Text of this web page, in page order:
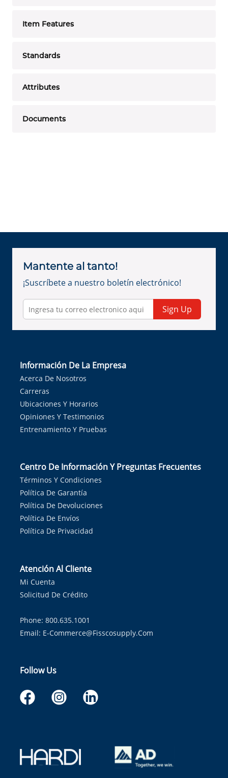
Item Features
Standards
Attributes
Documents
Mantente al tanto!
¡Suscríbete a nuestro boletín electrónico!
Sign Up
Información De La Empresa
Acerca De Nosotros
Carreras
Ubicaciones Y Horarios
Opiniones Y Testimonios
Entrenamiento Y Pruebas
Centro De Información Y Preguntas Frecuentes
Términos Y Condiciones
Política De Garantía
Política De Devoluciones
Política De Envíos
Política De Privacidad
Atención Al Cliente
Mi Cuenta
Solicitud De Crédito
Phone: 800.635.1001
Email: E-Commerce@fisscosupply.com
Follow Us